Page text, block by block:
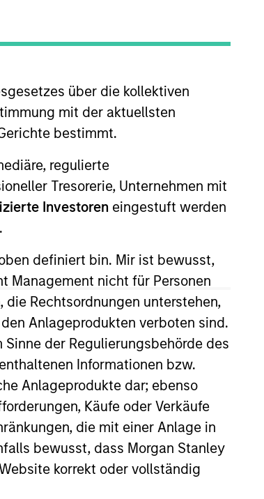
über die kollektiven
mit der aktuellsten
bestimmt.
regulierte
Tresorerie, Unternehmen mit
Investoren eingestuft werden
definiert bin. Mir ist bewusst,
Management nicht für Personen
Rechtsordnungen unterstehen,
Anlageprodukten verboten sind.
der Regulierungsbehörde des
Informationen bzw.
Anlageprodukte dar; ebenso
Käufe oder Verkäufe
die mit einer Anlage in
bewusst, dass Morgan Stanley
korrekt oder vollständig
global
career in the
focusing on
science and
Columbia
View Team
by government
income with the goal of a